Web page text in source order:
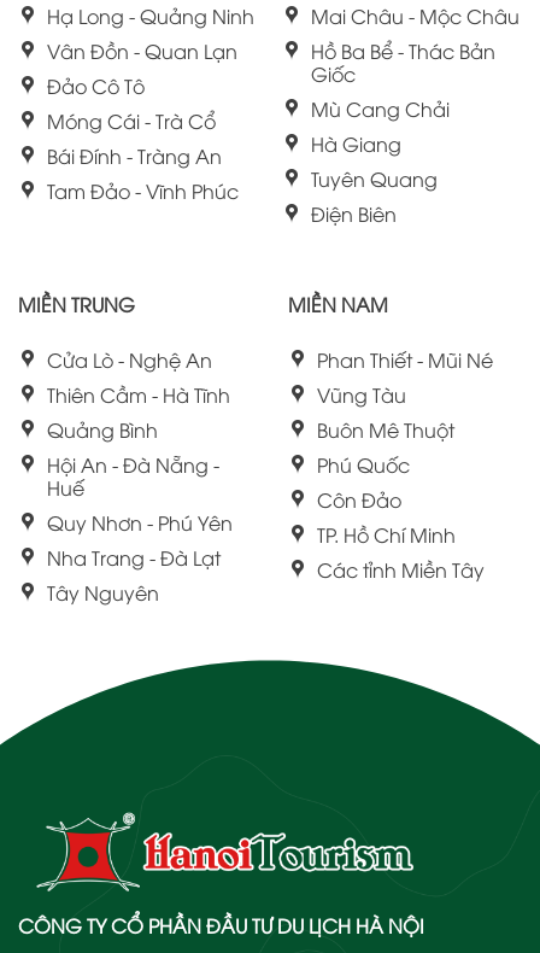
Hạ Long - Quảng Ninh
Vân Đồn - Quan Lạn
Đảo Cô Tô
Móng Cái - Trà Cổ
Bái Đính - Tràng An
Tam Đảo - Vĩnh Phúc
Mai Châu - Mộc Châu
Hồ Ba Bể - Thác Bản
Giốc
Mù Cang Chải
Hà Giang
Tuyên Quang
Điện Biên
MIỀN TRUNG
Cửa Lò - Nghệ An
Thiên Cầm - Hà Tĩnh
Quảng Bình
Hội An - Đà Nẵng -
Huế
Quy Nhơn - Phú Yên
Nha Trang - Đà Lạt
Tây Nguyên
MIỀN NAM
Phan Thiết - Mũi Né
Vũng Tàu
Buôn Mê Thuột
Phú Quốc
Côn Đảo
TP. Hồ Chí Minh
Các tỉnh Miền Tây
CÔNG TY CỔ PHẦN ĐẦU TƯ DU LỊCH HÀ NỘI